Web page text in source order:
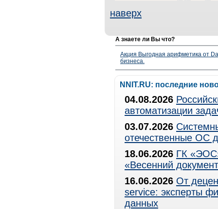
наверх
А знаете ли Вы что?
Акция Выгодная арифметика от
бизнеса.
NNIT.RU: последние
04.08.2026
автоматизации
03.07.2026
отечественные ОС
18.06.2026 ГК
«Весенний
16.06.2026 От
service: эксперты
данных